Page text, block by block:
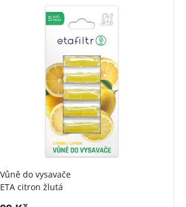
Vůně do vysavače
ETA citron žlutá